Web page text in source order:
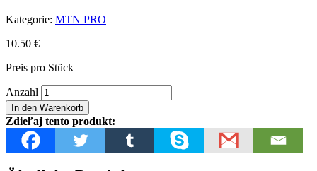
Kategorie: MTN PRO
10.50 €
Preis pro Stück
Anzahl MTN
PRO
Anti-
Stain
Menge
In den Warenkorb
Zdieľaj tento produkt: